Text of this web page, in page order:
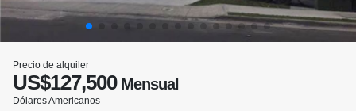
Precio de alquiler
US$127,500Mensual
Dólares Americanos